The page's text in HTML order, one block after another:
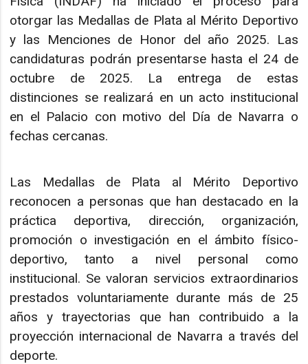
otorgar las Medallas de Plata al Mérito Deportivo
y las Menciones de Honor del año 2025. Las
candidaturas podrán presentarse hasta el 24 de
octubre de 2025. La entrega de estas
distinciones se realizará en un acto institucional
en el Palacio con motivo del Día de Navarra o
fechas cercanas.
Las Medallas de Plata al Mérito Deportivo
reconocen a personas que han destacado en la
práctica deportiva, dirección, organización,
promoción o investigación en el ámbito físico-
deportivo, tanto a nivel personal como
institucional. Se valoran servicios extraordinarios
prestados voluntariamente durante más de 25
años y trayectorias que han contribuido a la
proyección internacional de Navarra a través del
deporte.